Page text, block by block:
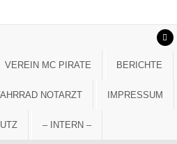
VEREIN MC PIRATE BERICHTE
NOTARZT IMPRESSUM
– INTERN –